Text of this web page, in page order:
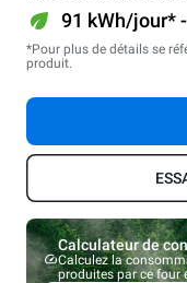
91 kWh/jour*
*Pour plus de détails se
produit.
Calculateur de
Calculez la
produites par ce four